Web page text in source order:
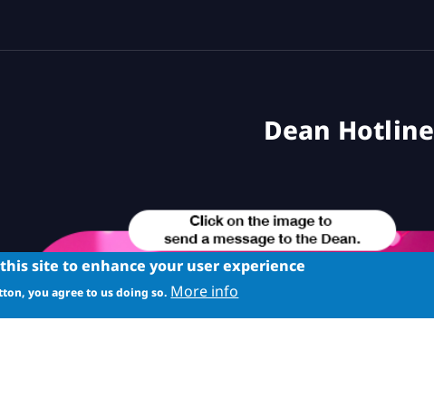
Dean Hotline
site to enhance your user experience
you agree to us doing so. More info